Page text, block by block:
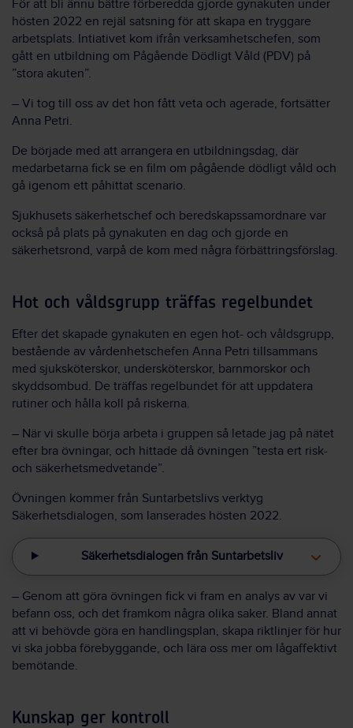
För att bli ännu bättre förberedda gjorde gynakuten under
hösten 2022 en rejäl satsning för att skapa en tryggare
arbetsplats. Intiativet kom ifrån verksamhetschefen, som
gått en utbildning om Pågående Dödligt Våld (PDV) på
”stora akuten”.
– Vi tog till oss av det hon fått veta och agerade, fortsätter
Anna Petri.
De började med att arrangera en utbildningsdag, där
medarbetarna fick se en film om pågående dödligt våld och
gå igenom ett påhittat scenario.
Sjukhusets säkerhetschef och beredskapssamordnare var
också på plats på gynakuten en dag och gjorde en
säkerhetsrond, varpå de kom med några förbättringsförslag.
Hot och våldsgrupp träffas regelbundet
Efter det skapade gynakuten en egen hot- och våldsgrupp,
bestående av vårdenhetschefen Anna Petri tillsammans
med sjuksköterskor, undersköterskor, barnmorskor och
skyddsombud. De träffas regelbundet för att uppdatera
rutiner och hålla koll på riskerna.
– När vi skulle börja arbeta i gruppen så letade jag på nätet
efter bra övningar, och hittade då övningen ”testa ert risk-
och säkerhetsmedvetande”.
Övningen kommer från Suntarbetslivs verktyg
Säkerhetsdialogen, som lanserades hösten 2022.
Säkerhetsdialogen från Suntarbetsliv
– Genom att göra övningen fick vi fram en analys av var vi
befann oss, och det framkom några olika saker. Bland annat
att vi behövde göra en handlingsplan, skapa riktlinjer för hur
vi ska jobba förebyggande, och lära oss mer om lågaffektivt
bemötande.
Kunskap ger kontroll